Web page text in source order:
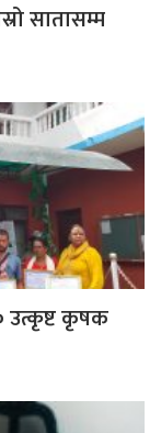
सातासम्म
उत्कृष्ट कृषक